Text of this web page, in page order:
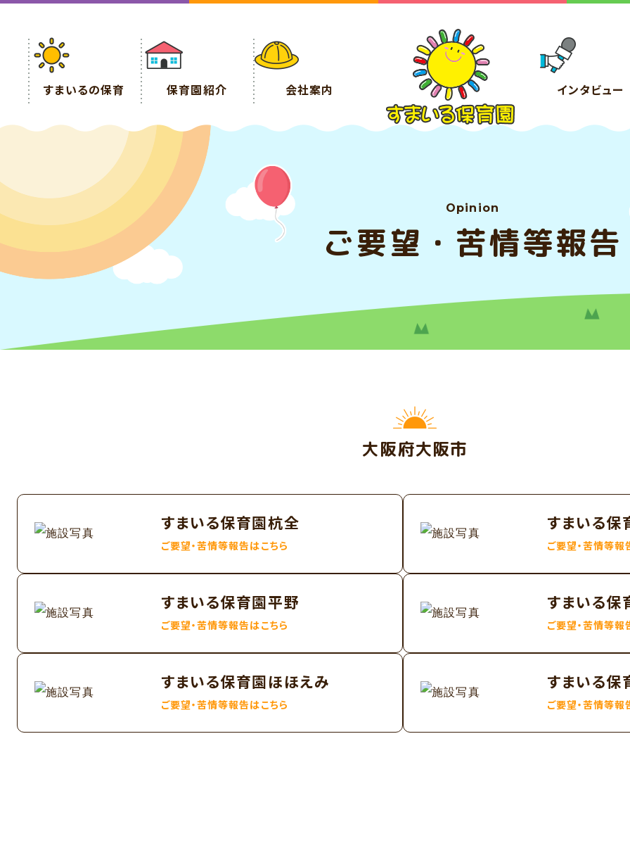
すまいるの保育 保育園紹介 会社案内 インタビュー
Opinion
ご要望・苦情等報告
大阪府大阪市
すまいる保育園杭全
ご要望・苦情等報告はこちら
すまいる保
ご要望・苦情等報
すまいる保育園平野
ご要望・苦情等報告はこちら
すまいる保
ご要望・苦情等報
すまいる保育園ほほえみ
ご要望・苦情等報告はこちら
すまいる保
ご要望・苦情等報